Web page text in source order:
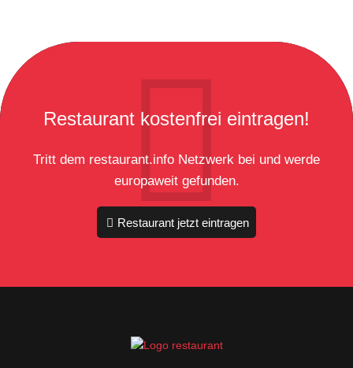
Restaurant kostenfrei eintragen!
Tritt dem restaurant.info Netzwerk bei und werde
europaweit gefunden.
Restaurant jetzt eintragen